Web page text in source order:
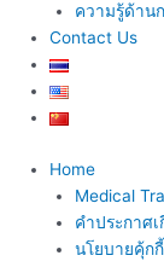
ความรู้ด้าน
Contact Us
Home
Medical
คำประกาศ
นโยบายคุ้กกี้